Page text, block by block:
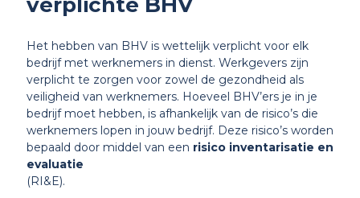
Het hebben van BHV is wettelijk verplicht voor elk
bedrijf met werknemers in dienst. Werkgevers zijn
verplicht te zorgen voor zowel de gezondheid als
veiligheid van werknemers. Hoeveel BHV’ers je in je
bedrijf moet hebben, is afhankelijk van de risico’s die
werknemers lopen in jouw bedrijf. Deze risico’s worden
bepaald door middel van een risico inventarisatie en
evaluatie
(RI&E).